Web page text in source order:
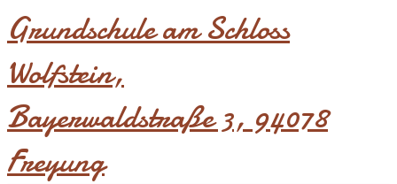
Grundschule am Schloss
Wolfstein​,
Bayerwaldstraße 3, 94078
Freyung